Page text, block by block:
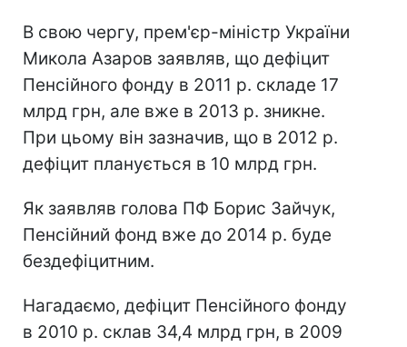
В свою чергу, прем'єр-міністр України
Микола Азаров заявляв, що дефіцит
Пенсійного фонду в 2011 р. складе 17
млрд грн, але вже в 2013 р. зникне.
При цьому він зазначив, що в 2012 р.
дефіцит планується в 10 млрд грн.
Як заявляв голова ПФ Борис Зайчук,
Пенсійний фонд вже до 2014 р. буде
бездефіцитним.
Нагадаємо, дефіцит Пенсійного фонду
в 2010 р. склав 34,4 млрд грн, в 2009